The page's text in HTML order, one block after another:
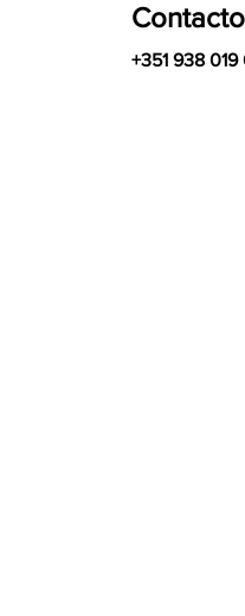
Contacto
+351 938 019